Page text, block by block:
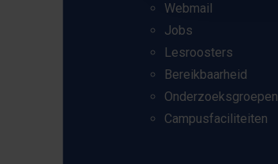
Webmail
Jobs
Lesroosters
Bereikbaarheid
Onderzoeksgroepen
Campusfaciliteiten